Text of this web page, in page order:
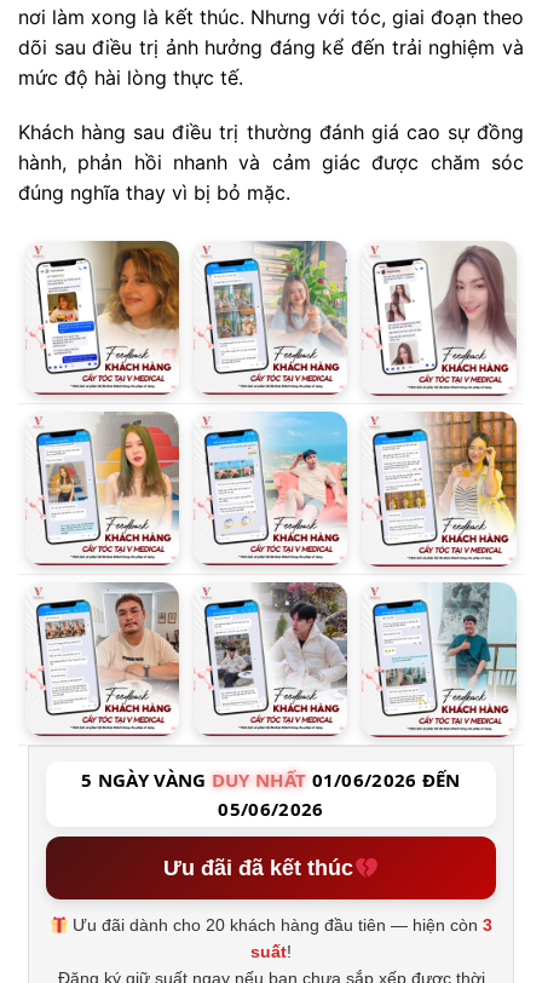
nơi làm xong là kết thúc. Nhưng với tóc, giai đoạn theo
dõi sau điều trị ảnh hưởng đáng kể đến trải nghiệm và
mức độ hài lòng thực tế.
Khách hàng sau điều trị thường đánh giá cao sự đồng
hành, phản hồi nhanh và cảm giác được chăm sóc
đúng nghĩa thay vì bị bỏ mặc.
5 NGÀY VÀNG DUY NHẤT 01/06/2026 ĐẾN
05/06/2026
Ưu đãi đã kết thúc
Ưu đãi dành cho 20 khách hàng đầu tiên — hiện còn3
suất!
Đăng ký giữ suất ngay nếu bạn chưa sắp xếp được thời